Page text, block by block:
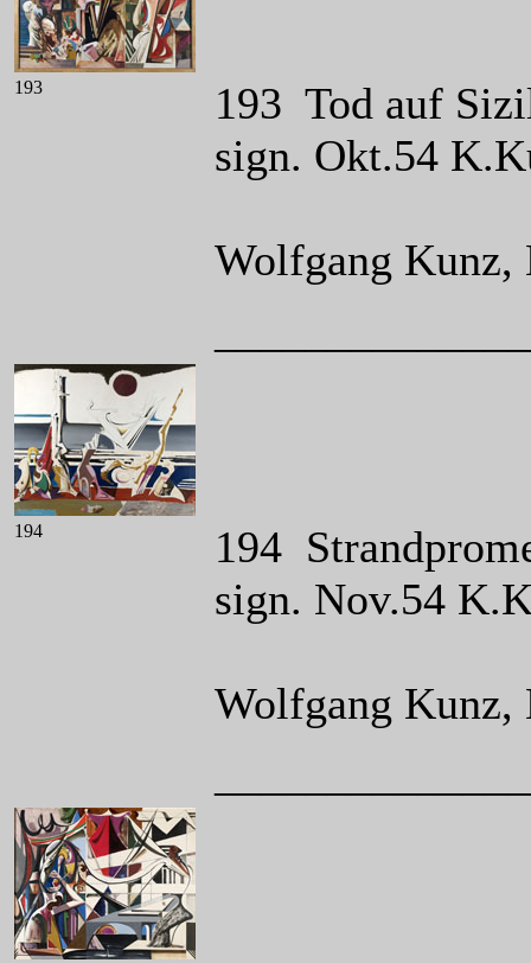
193
193 Tod auf
sign. Okt.54
Wolfgang Kunz,
194
194
sign. Nov.54
Wolfgang Kunz,